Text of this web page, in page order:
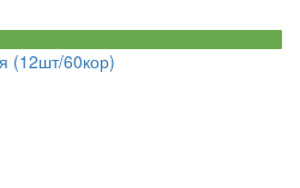
(12шт/60кор)